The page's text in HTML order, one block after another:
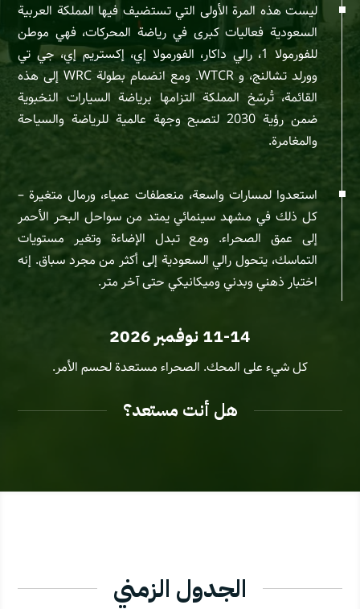
ليست هذه المرة الأولى التي تستضيف فيها المملكة العربية
السعودية فعاليات كبرى في رياضة المحركات، فهي موطن
للفورمولا 1، رالي داكار، الفورمولا إي، إكستريم إي، جي تي
وورلد تشالنج، و WTCR. ومع انضمام بطولة WRC إلى هذه
القائمة، تُرسّخ المملكة التزامها برياضة السيارات النخبوية
ضمن رؤية 2030 لتصبح وجهة عالمية للرياضة والسياحة
والمغامرة.
استعدوا لمسارات واسعة، منعطفات عمياء، ورمال متغيرة –
كل ذلك في مشهد سينمائي يمتد من سواحل البحر الأحمر
إلى عمق الصحراء. ومع تبدل الإضاءة وتغير مستويات
التماسك، يتحول رالي السعودية إلى أكثر من مجرد سباق. إنه
اختبار ذهني وبدني وميكانيكي حتى آخر متر.
11-14 نوفمبر 2026
كل شيء على المحك. الصحراء مستعدة لحسم الأمر.
هل أنت مستعد؟
الجدول الزمني